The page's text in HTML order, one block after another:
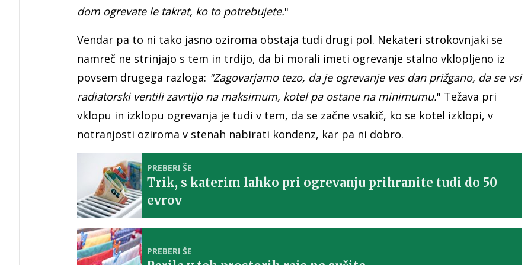
dom ogrevate le takrat, ko to potrebujete."
Vendar pa to ni tako jasno oziroma obstaja tudi drugi pol. Nekateri strokovnjaki se
namreč ne strinjajo s tem in trdijo, da bi morali imeti ogrevanje stalno vklopljeno iz
povsem drugega razloga: "Zagovarjamo tezo, da je ogrevanje ves dan prižgano, da se vsi
radiatorski ventili zavrtijo na maksimum, kotel pa ostane na minimumu." Težava pri
vklopu in izklopu ogrevanja je tudi v tem, da se začne vsakič, ko se kotel izklopi, v
notranjosti oziroma v stenah nabirati kondenz, kar pa ni dobro.
PREBERI ŠE
Trik, s katerim lahko pri ogrevanju prihranite tudi do 50
evrov
PREBERI ŠE